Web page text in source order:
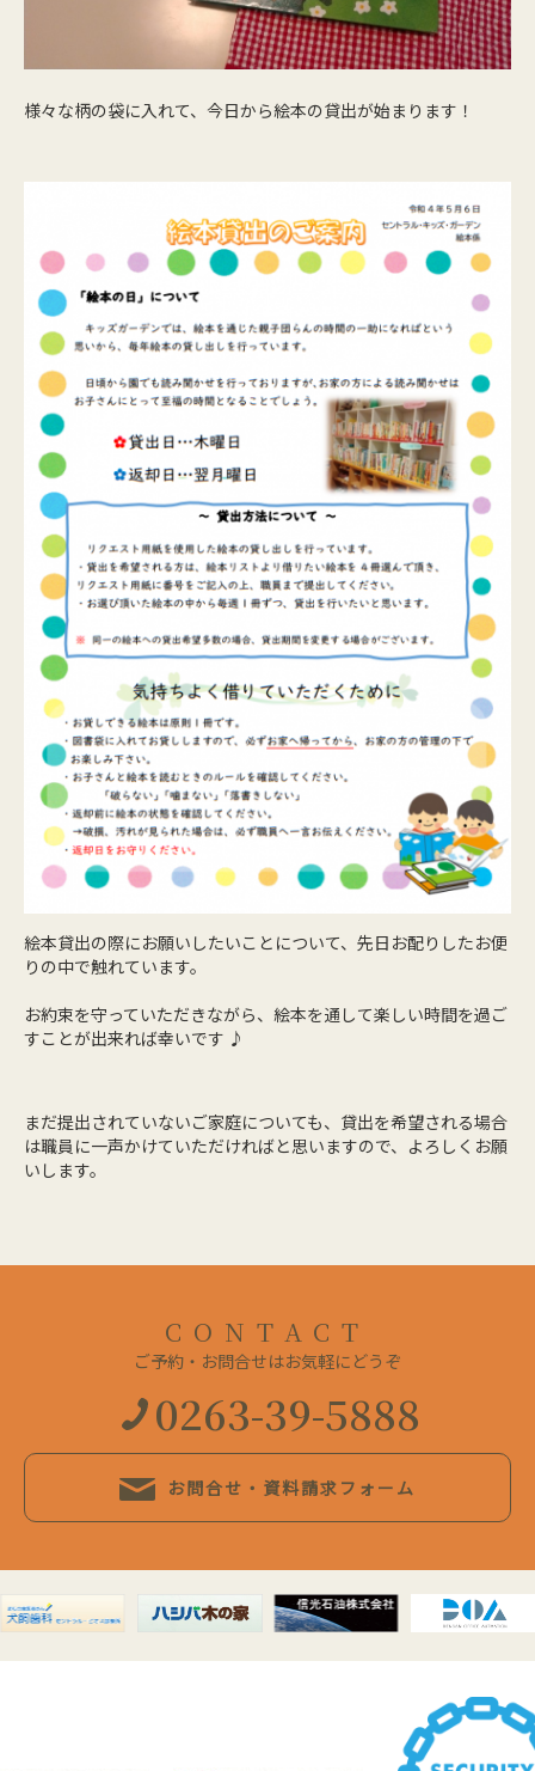
様々な柄の袋に入れて、今日から絵本の貸出が始まります！
絵本貸出の際にお願いしたいことについて、先日お配りしたお便
りの中で触れています。
お約束を守っていただきながら、絵本を通して楽しい時間を過ご
すことが出来れば幸いです ♪
まだ提出されていないご家庭についても、貸出を希望される場合
は職員に一声かけていただければと思いますので、よろしくお願
いします。
CONTACT
ご予約・お問合せはお気軽にどうぞ
0263-39-5888
お問合せ・資料請求フォーム